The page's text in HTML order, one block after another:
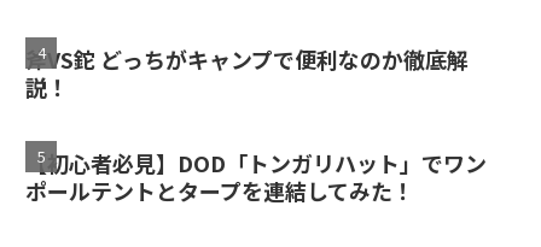
斧VS鉈 どっちがキャンプで便利なのか徹底解
説！
【初心者必見】DOD「トンガリハット」でワン
ポールテントとタープを連結してみた！